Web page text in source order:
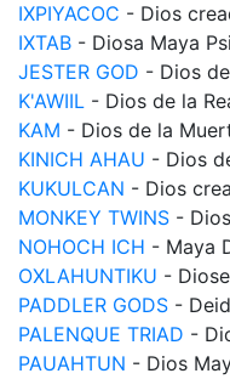
IXPIYACOC - Dios
IXTAB - Diosa Maya
JESTER GOD - Dios
K'AWIIL - Dios de la
KAM - Dios de la
KINICH AHAU - Dios
KUKULCAN - Dios
MONKEY TWINS -
NOHOCH ICH - Maya
OXLAHUNTIKU -
PADDLER GODS -
PALENQUE TRIAD -
PAUAHTUN - Dios